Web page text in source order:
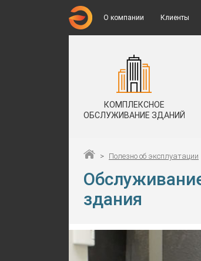
О компании Клиенты
КОМПЛЕКСНОЕ
ОБСЛУЖИВАНИЕ ЗДАНИЙ
> Полезно об эксплуатации
здания